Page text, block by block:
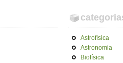
Astrofísica
Astronomia
Biofísica